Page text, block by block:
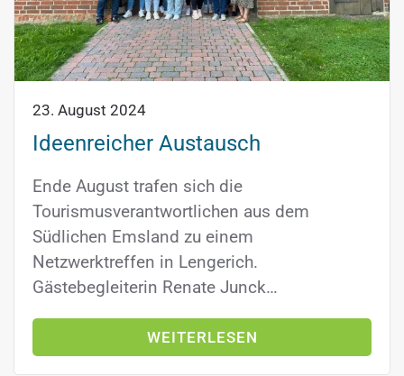
23. August 2024
Ideenreicher Austausch
Ende August trafen sich die
Tourismusverantwortlichen aus dem
Südlichen Emsland zu einem
Netzwerktreffen in Lengerich.
Gästebegleiterin Renate Junck…
WEITERLESEN